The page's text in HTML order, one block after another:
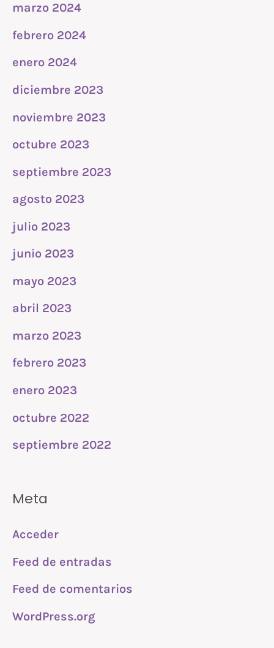
marzo 2024
febrero 2024
enero 2024
diciembre 2023
noviembre 2023
octubre 2023
septiembre 2023
agosto 2023
julio 2023
junio 2023
mayo 2023
abril 2023
marzo 2023
febrero 2023
enero 2023
octubre 2022
septiembre 2022
Meta
Acceder
Feed de entradas
Feed de comentarios
WordPress.org